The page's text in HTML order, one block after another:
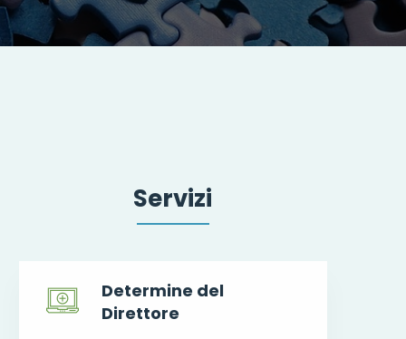
Servizi
Determine del
Direttore